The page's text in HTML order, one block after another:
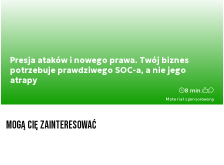
Presja ataków i nowego prawa. Twój biznes
potrzebuje prawdziwego SOC-a, a nie jego
atrapy
Materiał sponsorowany
8 min.
Mogą Cię zainteresować